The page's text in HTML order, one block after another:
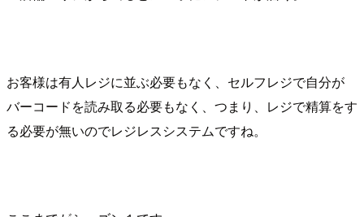
お客様は有人レジに並ぶ必要もなく、セルフレジで自分が
バーコードを読み取る必要もなく、つまり、レジで精算をす
る必要が無いのでレジレスシステムですね。